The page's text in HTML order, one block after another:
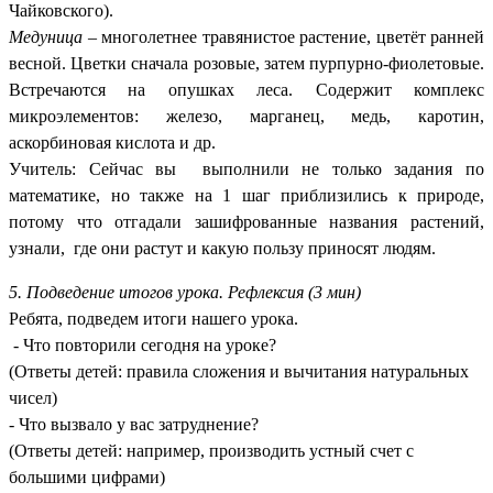
Чайковского).
Медуница – многолетнее травянистое растение, цветёт ранней
весной. Цветки сначала розовые, затем пурпурно-фиолетовые.
Встречаются на опушках леса. Содержит комплекс
микроэлементов: железо, марганец, медь, каротин,
аскорбиновая кислота и др.
Учитель: Сейчас вы выполнили не только задания по
математике, но также на 1 шаг приблизились к природе,
потому что отгадали зашифрованные названия растений,
узнали, где они растут и какую пользу приносят людям.
5. Подведение итогов урока. Рефлексия (3 мин)
Ребята, подведем итоги нашего урока.
- Что повторили сегодня на уроке?
(Ответы детей: правила сложения и вычитания натуральных
чисел)
- Что вызвало у вас затруднение?
(Ответы детей: например, производить устный счет с
большими цифрами)